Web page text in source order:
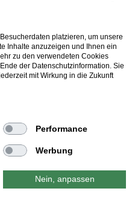
platzieren, um unsere
Inhalte anzuzeigen und Ihnen ein
zu den verwendeten Cookies
der Datenschutzinformation. Sie
mit Wirkung in die Zukunft
Performance
Werbung
Nein, anpassen